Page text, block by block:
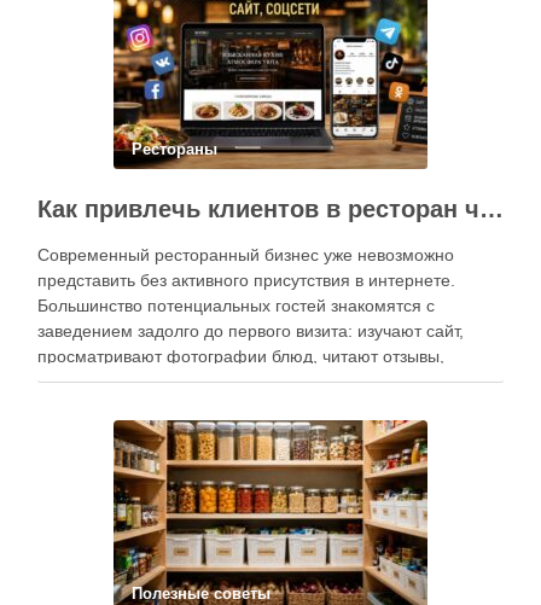
Рестораны
Как привлечь клиентов в ресторан через интернет: каким должен быть сайт и как эффективно использовать социальные сети
Современный ресторанный бизнес уже невозможно
представить без активного присутствия в интернете.
Большинство потенциальных гостей знакомятся с
заведением задолго до первого визита: изучают сайт,
просматривают фотографии блюд, читают отзывы,
оценивают интерьер, сравнивают цены и даже смотрят
продвижение становится одним из ключевых
инструментов увеличения посещаемости, повышения …
Полезные советы